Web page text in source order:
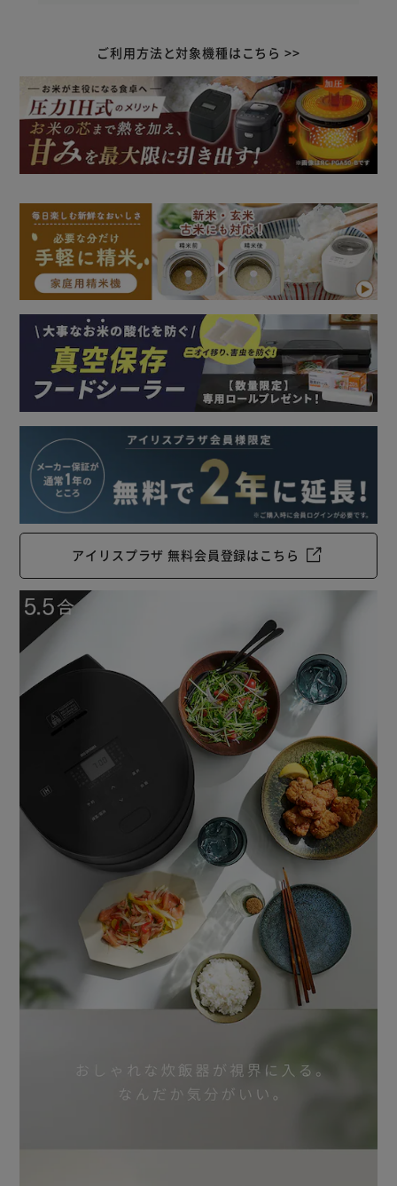
ご利用方法と対象機種はこちら >>
アイリスプラザ 無料会員登録はこちら